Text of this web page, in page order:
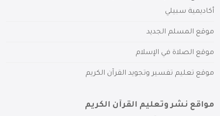
أكاديمية سبيلي
موقع المسلم الجديد
موقع الصلاة في الإسلام
موقع تعليم تفسير وتجويد القرآن الكريم
مواقع نشر وتعليم القرآن الكريم